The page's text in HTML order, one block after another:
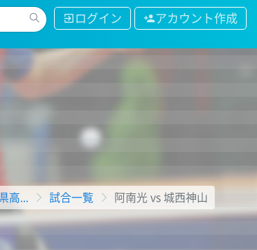
ログイン アカウント作成
高... 試合一覧 阿南光 vs 城西神山